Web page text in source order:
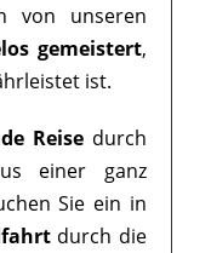
von unseren
gemeistert,
ist.
Reisedurch
einer ganz
Sie ein in
durch die